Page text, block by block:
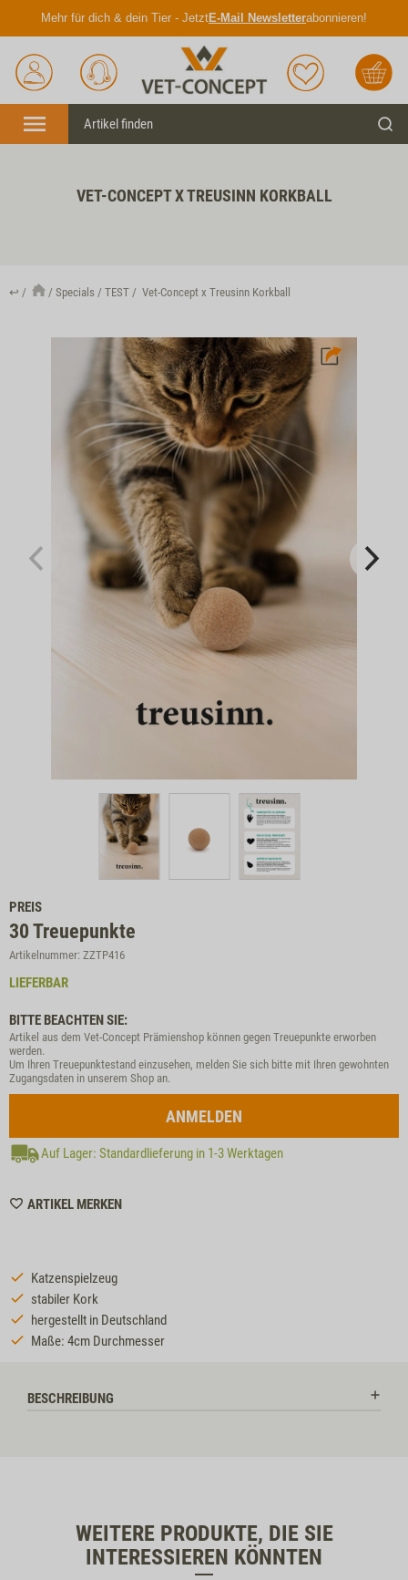
Mehr für dich & dein Tier - JetztE-Mail Newsletterabonnieren!
Anmelden
Unser
Service
Merkliste Warenkorb
Menü
VET-CONCEPT X TREUSINN KORKBALL
↩ Specials TEST Vet-Concept x Treusinn Korkball
PREIS
30 Treuepunkte
Artikelnummer: ZZTP416
LIEFERBAR
BITTE BEACHTEN SIE:
Artikel aus dem Vet-Concept Prämienshop können gegen Treuepunkte erworben
werden.
Um Ihren Treuepunktestand einzusehen, melden Sie sich bitte mit Ihren gewohnten
Zugangsdaten in unserem Shop an.
ANMELDEN
Auf Lager: Standardlieferung in 1-3 Werktagen
ARTIKEL MERKENWISHLIST
Katzenspielzeug
stabiler Kork
hergestellt in Deutschland
Maße: 4cm Durchmesser
BESCHREIBUNG
WEITERE PRODUKTE, DIE SIE
INTERESSIEREN KÖNNTEN